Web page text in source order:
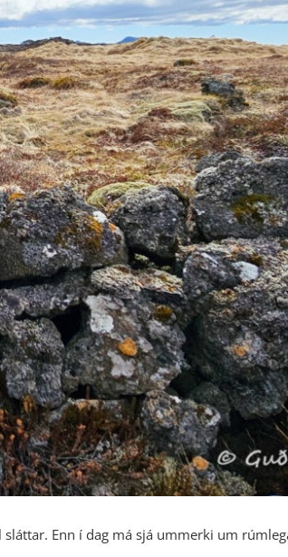
Enn í dag má sjá ummerki um